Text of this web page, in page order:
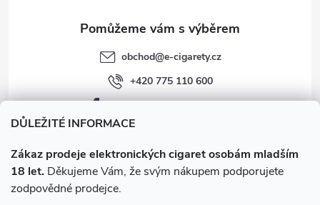
DŮLEŽITÉ INFORMACE
Zákaz prodeje elektronických cigaret osobám mladším
18 let. Děkujeme Vám, že svým nákupem podporujete
zodpovědné prodejce.
obchod@e-cigarety.cz
+420 775 110 600
facebook.com/e-cigarety.cz